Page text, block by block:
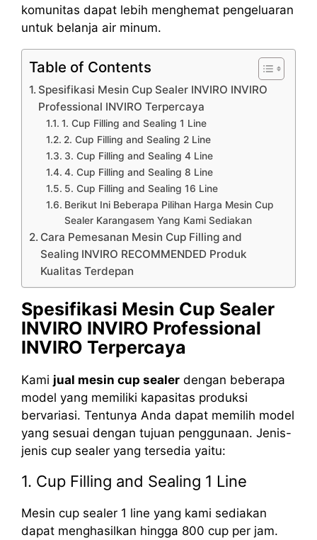
komunitas dapat lebih menghemat pengeluaran
untuk belanja air minum.
Table of Contents
Spesifikasi Mesin Cup Sealer INVIRO INVIRO
Professional INVIRO Terpercaya
1. Cup Filling and Sealing 1 Line
2. Cup Filling and Sealing 2 Line
3. Cup Filling and Sealing 4 Line
4. Cup Filling and Sealing 8 Line
5. Cup Filling and Sealing 16 Line
Berikut Ini Beberapa Pilihan Harga Mesin Cup
Sealer Karangasem Yang Kami Sediakan
Cara Pemesanan Mesin Cup Filling and
Sealing INVIRO RECOMMENDED Produk
Kualitas Terdepan
Spesifikasi Mesin Cup Sealer
INVIRO INVIRO Professional
INVIRO Terpercaya
Kami jual mesin cup sealer dengan beberapa
model yang memiliki kapasitas produksi
bervariasi. Tentunya Anda dapat memilih model
yang sesuai dengan tujuan penggunaan. Jenis-
jenis cup sealer yang tersedia yaitu:
1. Cup Filling and Sealing 1 Line
Mesin cup sealer 1 line yang kami sediakan
dapat menghasilkan hingga 800 cup per jam.